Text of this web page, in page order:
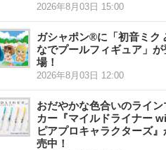
2026年8月03日 15:00
ガシャポン®に「初音ミク
なでプールフィギュア」が
場！
2026年8月03日 12:00
おだやかな色合いのライン
カー『マイルドライナー
ピアプロキャラクターズ』
売中！